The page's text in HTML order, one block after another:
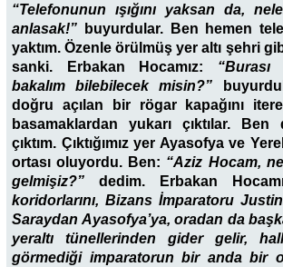
“Telefonunun ışığını yaksan da,
anlasak!” buyurdular. Ben hemen
yaktım. Özenle örülmüş yer altı şehri
sanki. Erbakan Hocamız: “Burası
bakalım bilebilecek misin?”
doğru açılan bir rögar kapağını
basamaklardan yukarı çıktılar. Ben
çıktım. Çıktığımız yer Ayasofya ve
ortası oluyordu. Ben: “Aziz Hocam,
gelmişiz?” dedim. Erbakan
koridorlarını, Bizans İmparatoru
Saraydan Ayasofya’ya, oradan da
yeraltı tünellerinden gider gelir,
görmediği imparatorun bir anda bir